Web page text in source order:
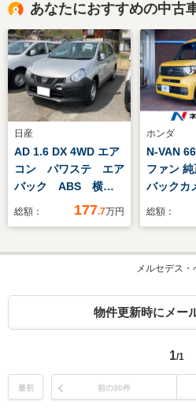
あなたにおすすめの中古
日産
AD 1.6 DX 4WD エア
コン パワステ エア
バック ABS 横滑
り防止システム 衝突
総額： 177.7万円
ホンダ
N-VAN
ファン
バック
害軽減
ートラ
アコン
セグ
総額：
メルセデス
物件更新時にメー
1/1
最初 前の30件